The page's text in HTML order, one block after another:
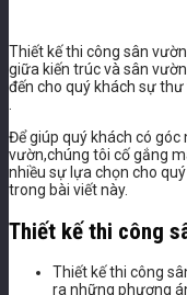
Thiết kế thi công sân
giữa kiến trúc và sân
đến cho quý khách sự
.
Để giúp quý khách có góc
vườn,chúng tôi cố gắng
nhiều sự lựa chọn cho
trong bài viết này.
Thiết kế thi công
Thiết kế thi công
ra những phương